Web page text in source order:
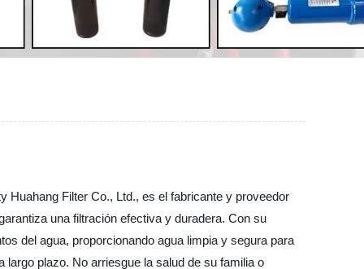
Huahang Filter Co., Ltd., es el fabricante y proveedor
una filtración efectiva y duradera. Con su
del agua, proporcionando agua limpia y segura para
largo plazo. No arriesgue la salud de su familia o